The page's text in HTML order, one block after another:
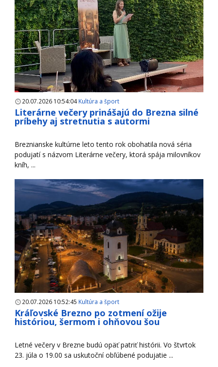
20.07.2026 10:54:04Kultúra a šport
Literárne večery prinášajú do Brezna silné
príbehy aj stretnutia s autormi
Breznianske kultúrne leto tento rok obohatila nová séria
podujatí s názvom Literárne večery, ktorá spája milovníkov
kníh, ...
20.07.2026 10:52:45 Kultúra a šport
Kráľovské Brezno po zotmení ožije
históriou, šermom i ohňovou šou
Letné večery v Brezne budú opäť patriť histórii. Vo štvrtok
23. júla o 19.00 sa uskutoční obľúbené podujatie ...